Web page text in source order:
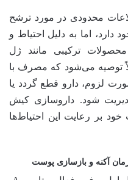
محدودی در مورد ترشح
دارد، اما به دلیل احتیاط و
ترکیبی مانند ژل
توصیه می‌شود که مصرف با
لزوم، دارو قطع گردد یا
شود. داروسازی کیش
بر رعایت این احتیاط‌ها
آکنه و بازسازی پوست